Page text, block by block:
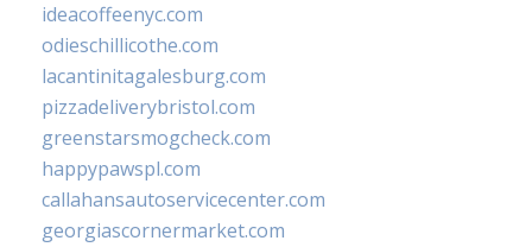
ideacoffeenyc.com
odieschillicothe.com
lacantinitagalesburg.com
pizzadeliverybristol.com
greenstarsmogcheck.com
happypawspl.com
callahansautoservicecenter.com
georgiascornermarket.com